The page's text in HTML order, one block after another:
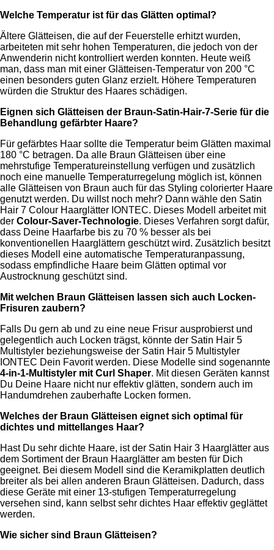
Welche Temperatur ist für das Glätten optimal?
Ältere Glätteisen, die auf der Feuerstelle erhitzt wurden,
arbeiteten mit sehr hohen Temperaturen, die jedoch von der
Anwenderin nicht kontrolliert werden konnten. Heute weiß
man, dass man mit einer Glätteisen-Temperatur von 200 °C
einen besonders guten Glanz erzielt. Höhere Temperaturen
würden die Struktur des Haares schädigen.
Eignen sich Glätteisen der Braun-Satin-Hair-7-Serie für die
Behandlung gefärbter Haare?
Für gefärbtes Haar sollte die Temperatur beim Glätten maximal
180 °C betragen. Da alle Braun Glätteisen über eine
mehrstufige Temperatureinstellung verfügen und zusätzlich
noch eine manuelle Temperaturregelung möglich ist, können
alle Glätteisen von Braun auch für das Styling colorierter Haare
genutzt werden. Du willst noch mehr? Dann wähle den Satin
Hair 7 Colour Haarglätter IONTEC. Dieses Modell arbeitet mit
der Colour-Saver-Technologie. Dieses Verfahren sorgt dafür,
dass Deine Haarfarbe bis zu 70 % besser als bei
konventionellen Haarglättern geschützt wird. Zusätzlich besitzt
dieses Modell eine automatische Temperaturanpassung,
sodass empfindliche Haare beim Glätten optimal vor
Austrocknung geschützt sind.
Mit welchen Braun Glätteisen lassen sich auch Locken-
Frisuren zaubern?
Falls Du gern ab und zu eine neue Frisur ausprobierst und
gelegentlich auch Locken trägst, könnte der Satin Hair 5
Multistyler beziehungsweise der Satin Hair 5 Multistyler
IONTEC Dein Favorit werden. Diese Modelle sind sogenannte
4-in-1-Multistyler mit Curl Shaper. Mit diesen Geräten kannst
Du Deine Haare nicht nur effektiv glätten, sondern auch im
Handumdrehen zauberhafte Locken formen.
Welches der Braun Glätteisen eignet sich optimal für
dichtes und mittellanges Haar?
Hast Du sehr dichte Haare, ist der Satin Hair 3 Haarglätter aus
dem Sortiment der Braun Haarglätter am besten für Dich
geeignet. Bei diesem Modell sind die Keramikplatten deutlich
breiter als bei allen anderen Braun Glätteisen. Dadurch, dass
diese Geräte mit einer 13-stufigen Temperaturregelung
versehen sind, kann selbst sehr dichtes Haar effektiv geglättet
werden.
Wie sicher sind Braun Glätteisen?